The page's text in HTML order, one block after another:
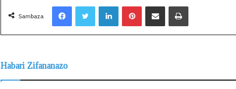
Sambaza
LinkedIn Sambaza kupitia barua pepe
Habari Zifananazo